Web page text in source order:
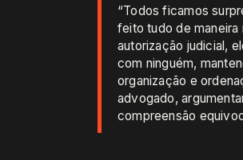
“Todos ficamos
feito tudo de maneira
autorização judicial,
com ninguém,
organização e
advogado,
compreensão